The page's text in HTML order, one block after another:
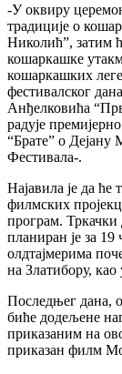
-У оквиру
традиције о
Николић”, затим
кошаркашке
кошаркашких
фестивалског
Анђелковића
радује
“Брате” о Дејану
Фестивала-.
Најавила је да ће
филмских
програм.
планиран је за 19
олдтајмерима
на Златибору,
Последњег дана,
биће додељене
приказаним на
приказан филм